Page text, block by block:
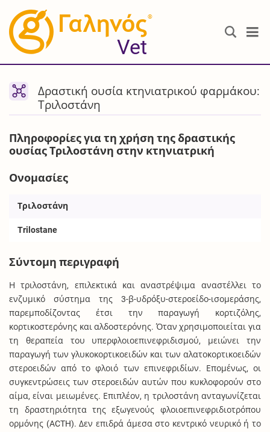
®
Vet
Δραστική ουσία κτηνιατρικού φαρμάκου:
Τριλοστάνη
Πληροφορίες για τη χρήση της δραστικής
ουσίας Τριλοστάνη στην κτηνιατρική
Ονομασίες
Τριλοστάνη
Trilostane
Σύντομη περιγραφή
Η τριλοστάνη, επιλεκτικά και αναστρέψιμα αναστέλλει το
ενζυμικό σύστημα της 3-β-υδρόξυ-στεροείδο-ισομεράσης,
παρεμποδίζοντας έτσι την παραγωγή κορτιζόλης,
κορτικοστερόνης και αλδοστερόνης. Όταν χρησιμοποιείται για
τη θεραπεία του υπερφλοιοεπινεφριδισμού, μειώνει την
παραγωγή των γλυκοκορτικοειδών και των αλατοκορτικοειδών
στεροειδών από το φλοιό των επινεφριδίων. Επομένως, οι
συγκεντρώσεις των στεροειδών αυτών που κυκλοφορούν στο
αίμα, είναι μειωμένες. Επιπλέον, η τριλοστάνη ανταγωνίζεται
τη δραστηριότητα της εξωγενούς φλοιοεπινεφριδιοτρόπου
ορμόνης (ACTH). Δεν επιδρά άμεσα στο κεντρικό νευρικό ή το